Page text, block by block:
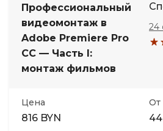
Профессиональный
видеомонтаж в
Adobe Premiere Pro
CC — Часть I:
монтаж фильмов
24
Цена
816 BYN
От